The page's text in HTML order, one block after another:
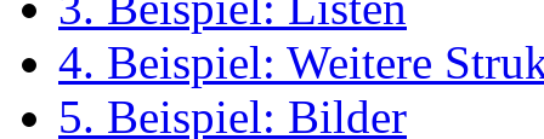
4. Beispiel: Weitere
5. Beispiel: Bilder